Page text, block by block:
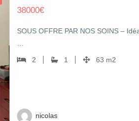
38000€
SOUS OFFRE PAR NOS SOINS –
2 1 63 m2
nicolas